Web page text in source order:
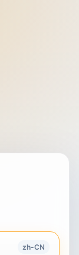
zh-CN